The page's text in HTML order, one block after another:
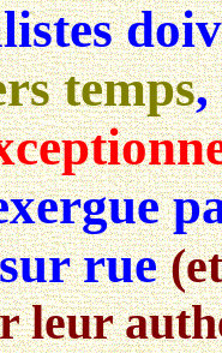
temps,
rue
leur